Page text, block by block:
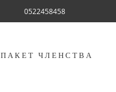
0522458458
ПАКЕТ ЧЛЕНСТВА